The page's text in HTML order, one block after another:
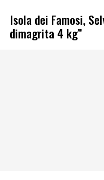
Isola dei Famosi,
dimagrita 4 kg”